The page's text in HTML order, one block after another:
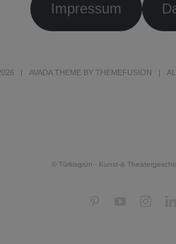
Impressum
| AVADA THEME BY THEMEFUSION |
© Türkisgrün - Kunst-&